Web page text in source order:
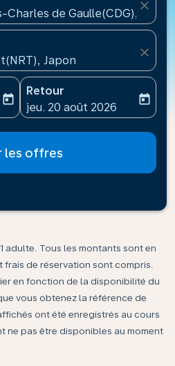
de Gaulle(CDG),
close
Japon
close
date-aria-label
today
Retour
fc-booking-return-date-
jeu. 20 août 2026
today
les offres
adulte. Tous les montants sont en
frais de réservation sont compris.
en fonction de la disponibilité du
vous obtenez la référence de
ont été enregistrés au cours
ne pas être disponibles au moment